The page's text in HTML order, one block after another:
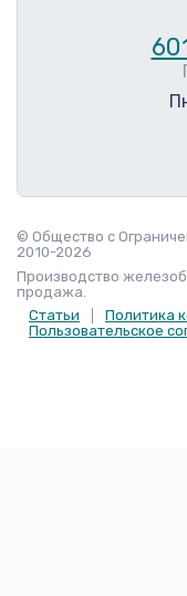
© Общество с
2010-2026
Производство
продажа.
Статьи
Политика
Пользовательское